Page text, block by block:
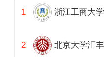
浙江工商大学